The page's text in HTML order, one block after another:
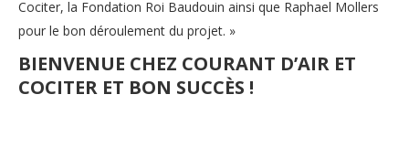
Cociter, la Fondation Roi Baudouin ainsi que Raphael Mollers
pour le bon déroulement du projet. »
BIENVENUE CHEZ COURANT D’AIR ET
COCITER ET BON SUCCÈS !